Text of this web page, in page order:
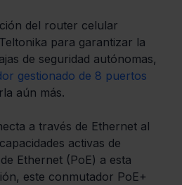
del router celular
para garantizar la
de seguridad autónomas,
gestionado de 8 puertos
aún más.
a través de Ethernet al
activas de
Ethernet (PoE) a esta
este conmutador PoE+